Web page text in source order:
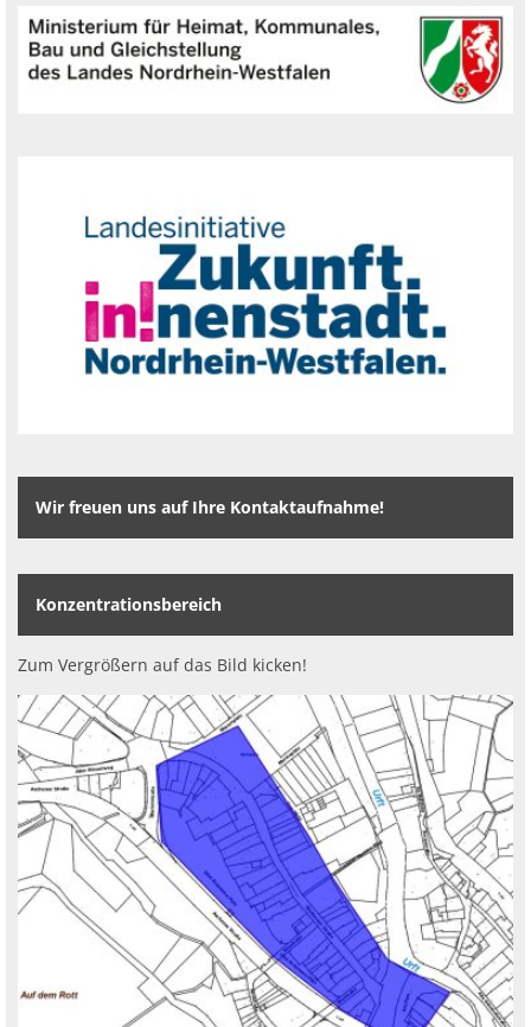
Wir freuen uns auf Ihre Kontaktaufnahme!
Konzentrationsbereich
Zum Vergrößern auf das Bild kicken!